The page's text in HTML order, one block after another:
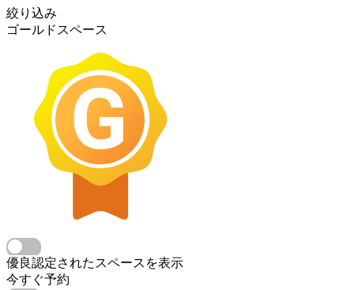
絞り込み
ゴールドスペース
優良認定されたスペースを表示
今すぐ予約